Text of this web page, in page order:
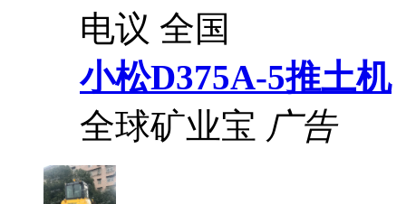
电议 全国
小松D375A-5推土机
全球矿业宝 广告